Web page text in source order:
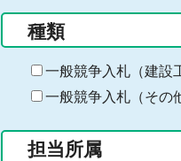
る
キ
ー
ー
種類
一般競争入札（建設
一般競争入札（その
担当所属